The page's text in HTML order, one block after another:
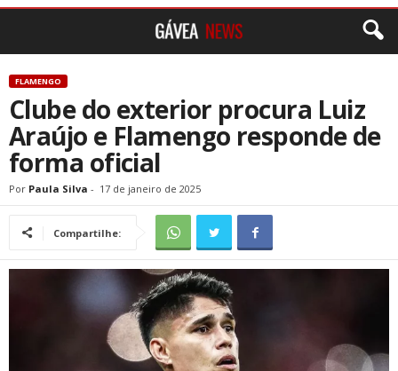
FLAMENGO
Clube do exterior procura Luiz
Araújo e Flamengo responde de
forma oficial
Por Paula Silva - 17 de janeiro de 2025
Compartilhe: